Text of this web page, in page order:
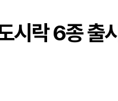
시락 6종 출시